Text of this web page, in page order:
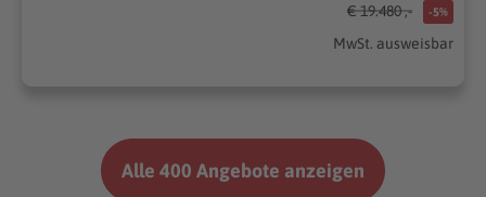
€ 19.480 ,- -5%
MwSt. ausweisbar
Alle 400 Angebote anzeigen